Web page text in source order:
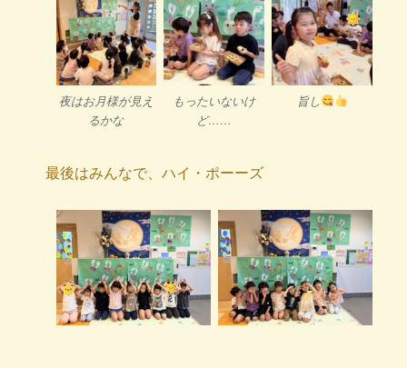
夜はお月様が見え
るかな
もったいないけ
ど……
旨し
最後はみんなで、ハイ・ポーーズ